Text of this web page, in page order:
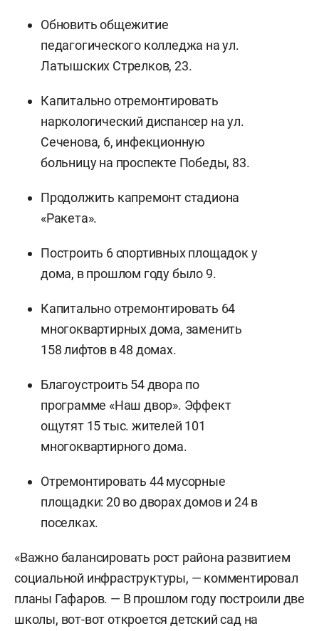
Обновить общежитие
педагогического колледжа на ул.
Латышских Стрелков, 23.
Капитально отремонтировать
наркологический диспансер на ул.
Сеченова, 6, инфекционную
больницу на проспекте Победы, 83.
Продолжить капремонт стадиона
«Ракета».
Построить 6 спортивных площадок у
дома, в прошлом году было 9.
Капитально отремонтировать 64
многоквартирных дома, заменить
158 лифтов в 48 домах.
Благоустроить 54 двора по
программе «Наш двор». Эффект
ощутят 15 тыс. жителей 101
многоквартирного дома.
Отремонтировать 44 мусорные
площадки: 20 во дворах домов и 24 в
поселках.
«Важно балансировать рост района развитием
социальной инфраструктуры, — комментировал
планы Гафаров. — В прошлом году построили две
школы, вот-вот откроется детский сад на